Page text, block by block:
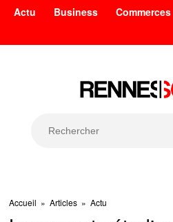
Actu Business Commerces
Accueil »Articles »Actu